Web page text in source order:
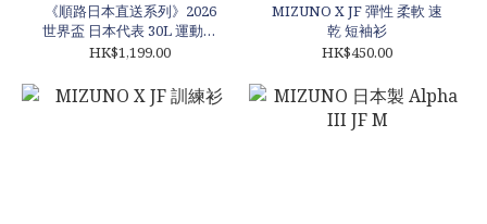
《順路日本直送系列》2026
世界盃 日本代表 30L 運動背
囊
HK$1,199.00
MIZUNO X JF 彈性 柔軟 速
乾 短袖衫
HK$450.00